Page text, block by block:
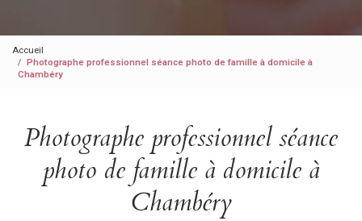
Accueil
Photographe professionnel séance photo de famille à domicile à
Chambéry
Photographe professionnel séance
photo de famille à domicile à
Chambéry